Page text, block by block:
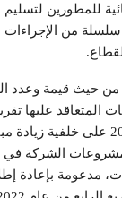
للمطورين
من سلسلة من
حيث قيمة وعدد
مليار جنيه في عام 2022 على
مشروعات الشركة
مدعومة